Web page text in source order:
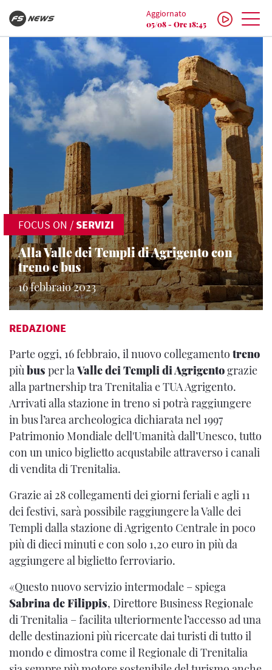
Aggiornato
05/08 - Ore 18:45
FOCUS ON /SERVIZI
Alla Valle dei Templi di Agrigento con
treno e bus
16 febbraio 2023
REDAZIONE
Parte oggi, 16 febbraio, il nuovo collegamento treno
piùbus per laValle dei Templi di Agrigentograzie
alla partnership tra Trenitalia e TUA Agrigento.
Arrivati alla stazione in treno si potrà raggiungere
in bus l’area archeologica dichiarata nel 1997
Patrimonio Mondiale dell'Umanità dall’Unesco, tutto
con un unico biglietto acqustabile attraverso i canali
di vendita di Trenitalia.
Grazie ai 28 collegamenti dei giorni feriali e agli 11
dei festivi, sarà possibile raggiungere la Valle dei
Templi dalla stazione di Agrigento Centrale in poco
più di dieci minuti e con solo 1,20 euro in più da
aggiungere al biglietto ferroviario.
«Questo nuovo servizio intermodale – spiega
Sabrina de Filippis, Direttore Business Regionale
di Trenitalia – facilita ulteriormente l’accesso ad una
delle destinazioni più ricercate dai turisti di tutto il
mondo e dimostra come il Regionale di Trenitalia